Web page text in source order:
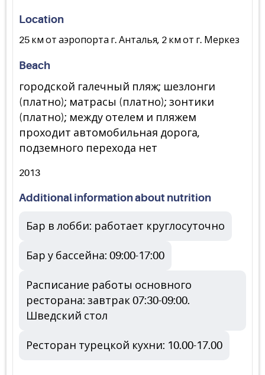
Location
25 км от аэропорта г. Анталья, 2 км от г. Меркез
Beach
городской галечный пляж; шезлонги
(платно); матрасы (платно); зонтики
(платно); между отелем и пляжем
проходит автомобильная дорога,
подземного перехода нет
2013
Additional information about nutrition
Бар в лобби: работает круглосуточно
Бар у бассейна: 09:00-17:00
Расписание работы основного
ресторана: завтрак 07:30-09:00.
Шведский стол
Ресторан турецкой кухни: 10.00-17.00